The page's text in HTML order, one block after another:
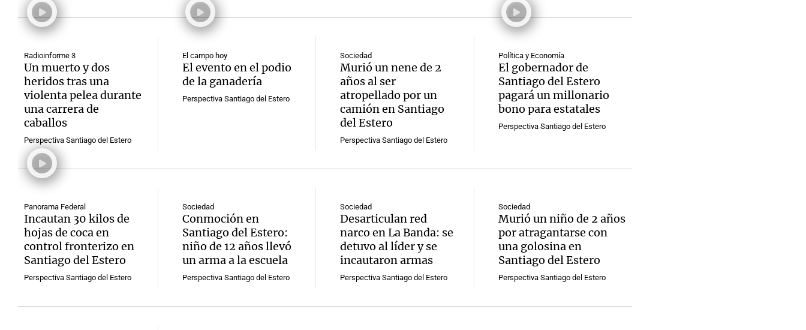
Radioinforme 3
Un muerto y dos
heridos tras una
violenta pelea durante
una carrera de
caballos
Perspectiva Santiago del Estero
El campo hoy
El evento en el podio
de la ganadería
Perspectiva Santiago del Estero
Sociedad
Murió un nene de 2
años al ser
atropellado por un
camión en Santiago
del Estero
Perspectiva Santiago del Estero
Política y Economía
El gobernador de
Santiago del Estero
pagará un millonario
bono para estatales
Perspectiva Santiago del Estero
Panorama Federal
Incautan 30 kilos de
hojas de coca en
control fronterizo en
Santiago del Estero
Perspectiva Santiago del Estero
Sociedad
Conmoción en
Santiago del Estero:
niño de 12 años llevó
un arma a la escuela
Perspectiva Santiago del Estero
Sociedad
Desarticulan red
narco en La Banda: se
detuvo al líder y se
incautaron armas
Perspectiva Santiago del Estero
Sociedad
Murió un niño de 2 años
por atragantarse con
una golosina en
Santiago del Estero
Perspectiva Santiago del Estero
Notas
Editorial La Sole en Cadena 3 El huracán de Arequito
Notas
Cadena 3 en Groenlandia